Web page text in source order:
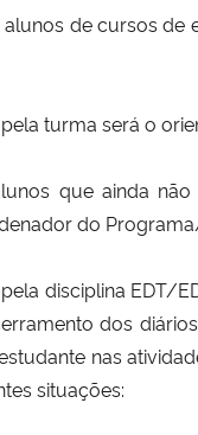
de cursos
turma será o
que ainda
do
disciplina EDT/
dos
nas
situações: